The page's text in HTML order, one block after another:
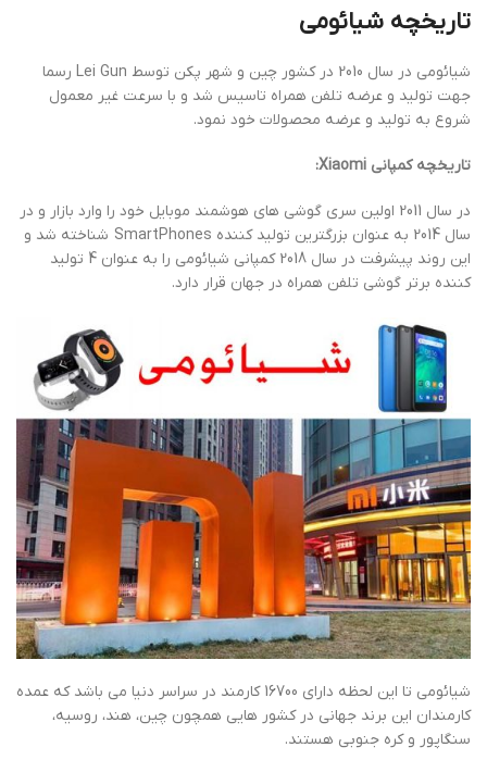
تاریخچه شیائومی
شیائومی در سال 2010 در کشور چین و شهر پکن توسط Lei Gun رسما
جهت تولید و عرضه تلفن همراه تاسیس شد و با سرعت غیر معمول
شروع به تولید و عرضه محصولات خود نمود.
تاریخچه کمپانی Xiaomi:
در سال 2011 اولین سری گوشی های هوشمند موبایل خود را وارد بازار و در
سال 2014 به عنوان بزرگترین تولید کننده SmartPhones شناخته شد و
این روند پیشرفت در سال 2018 کمپانی شیائومی را به عنوان 4 تولید
کننده برتر گوشی تلفن همراه در جهان قرار دارد.
شیائومی تا این لحظه دارای 16700 کارمند در سراسر دنیا می باشد که عمده
کارمندان این برند جهانی در کشور هایی همچون چین، هند، روسیه،
سنگاپور و کره جنوبی هستند.